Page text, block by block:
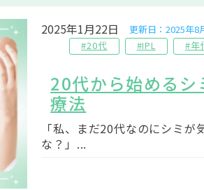
2025年1月22日
更新日：2025年8
#20代
#IPL #年
20代から始めるシ
療法
「私、まだ20代なのにシミ
な？」...